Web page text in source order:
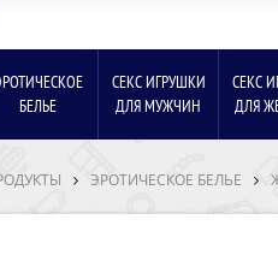
БЕЛЬЕ
СЕКС ИГРУШКИ
ДЛЯ МУЖЧИН
СЕКС
ДЛЯ
ЭРОТИЧЕСКОЕ БЕЛЬЕ